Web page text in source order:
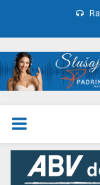
PRIMARY
MENU